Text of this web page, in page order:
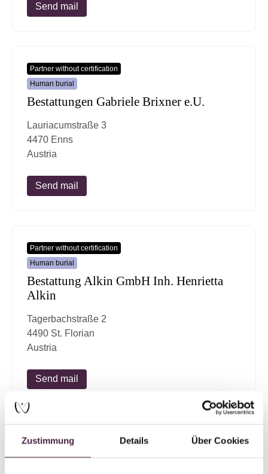
Zustimmung Details Über Cookies
Send mail
Partner without certification
Human burial
Bestattungen Gabriele Brixner e.U.
Lauriacumstraße 3
4470 Enns
Austria
Send mail
Partner without certification
Human burial
Bestattung Alkin GmbH Inh. Henrietta
Alkin
Tagerbachstraße 2
4490 St. Florian
Austria
Send mail
Partner without certification
Human burial